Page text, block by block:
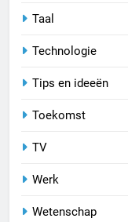
Taal
Technologie
Tips en ideeën
Toekomst
TV
Werk
Wetenschap